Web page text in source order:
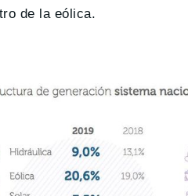
de la eólica.